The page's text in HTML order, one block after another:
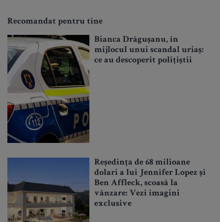
Recomandat pentru tine
Bianca Drăgușanu, în
mijlocul unui scandal uriaș:
ce au descoperit polițiștii
Reședința de 68 milioane
dolari a lui Jennifer Lopez și
Ben Affleck, scoasă la
vânzare: Vezi imagini
exclusive